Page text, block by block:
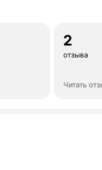
2
отзыва
Читать